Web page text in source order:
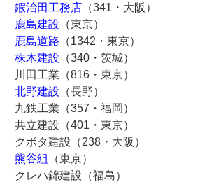
鍜治田工務店（341・大阪）
鹿島建設 （東京）
鹿島道路 （1342・東京）
株木建設 （340・茨城）
川田工業（816・東京）
北野建設 （長野）
九鉄工業（357・福岡）
共立建設（401・東京）
クボタ建設（238・大阪）
熊谷組
（東京）
クレハ錦建設（福島）